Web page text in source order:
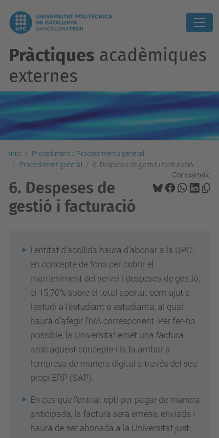
Pràctiques acadèmiques
externes
Inici
Procediment / Procedimiento general
Procediment general
6. Despeses de gestió i facturació
Comparteix:
6. Despeses de
gestió i facturació
L'entitat d'acollida haurà d'abonar a la UPC,
en concepte de fons per cobrir el
manteniment del servei i despeses de gestió,
el 15,70% sobre el total aportat com ajut a
l'estudi a l'estudiant o estudianta, al qual
haurà d'afegir l'IVA corresponent. Per fer-ho
possible, la Universitat emet una factura
amb aquest concepte i la fa arribar a
l'empresa de manera digital a través del seu
propi ERP (SAP)
En cas que l'entitat opti per pagar de manera
anticipada, la factura serà emesa, enviada i
haurà de ser abonada a la Universitat just